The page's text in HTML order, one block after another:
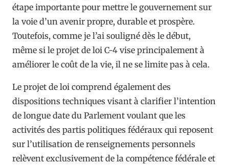
étape importante pour mettre le gouvernement sur
la voie d’un avenir propre, durable et prospère.
Toutefois, comme je l’ai souligné dès le début,
même si le projet de loi C-4 vise principalement à
améliorer le coût de la vie, il ne se limite pas à cela.
Le projet de loi comprend également des
dispositions techniques visant à clarifier l’intention
de longue date du Parlement voulant que les
activités des partis politiques fédéraux qui reposent
sur l’utilisation de renseignements personnels
relèvent exclusivement de la compétence fédérale et